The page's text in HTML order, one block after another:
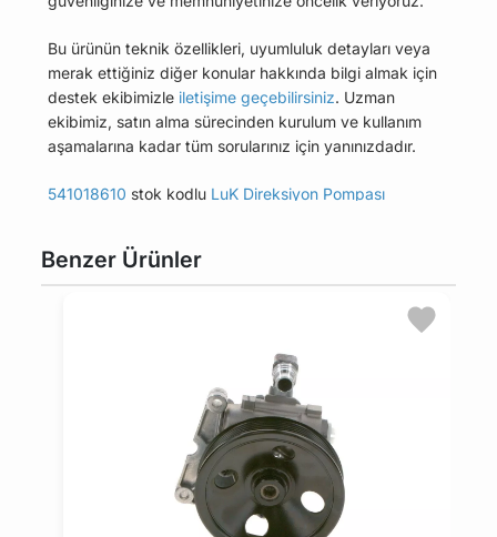
Bu ürünün teknik özellikleri, uyumluluk detayları veya
merak ettiğiniz diğer konular hakkında bilgi almak için
destek ekibimizle iletişime geçebilirsiniz. Uzman
ekibimiz, satın alma sürecinden kurulum ve kullanım
aşamalarına kadar tüm sorularınız için yanınızdadır.
541018610 stok kodlu LuK Direksiyon Pompası
sekmesinde bulabilirsiniz.
Bu üründen en fazla 5 adet sipariş verilebilir. 5
adedin üzerindeki siparişleri iptal etme hakkı
Belirlenen bu limit kurumsal siparişlerde geçerli
değildir. Kurumsal siparişler için farklı limitler ve
özel teklifler sunulabilmektedir.
14 gün içinde ücretsiz iade. Detaylı bilgi için
Benzer Ürünler